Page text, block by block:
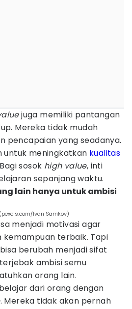
juga memiliki pantangan
Mereka tidak mudah
pencapaian yang seadanya.
untuk meningkatkan kualitas
sosok high value, inti
sepanjang waktu.
lain hanya untuk ambisi
Ivan Samkov)
menjadi motivasi agar
kemampuan terbaik. Tapi
berubah menjadi sifat
ambisi semu
orang lain.
dari orang dengan
. Mereka tidak akan pernah